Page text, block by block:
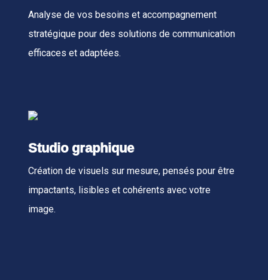
Analyse de vos besoins et accompagnement
stratégique pour des solutions de communication
efficaces et adaptées.
Studio graphique
Création de visuels sur mesure, pensés pour être
impactants, lisibles et cohérents avec votre
image.